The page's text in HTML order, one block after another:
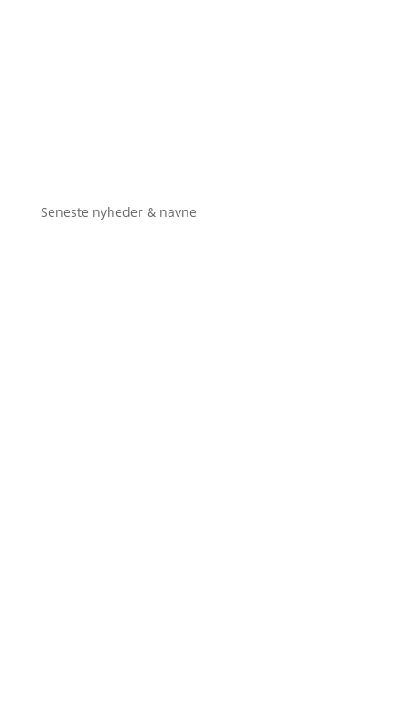
Seneste nyheder & navne